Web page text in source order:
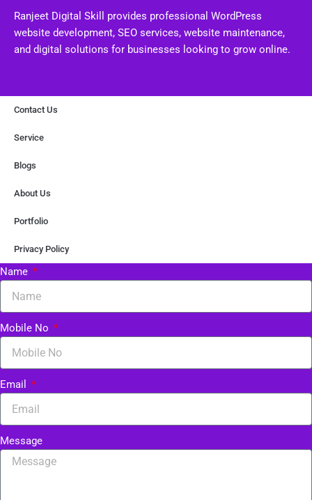
Ranjeet Digital Skill provides professional WordPress
website development, SEO services, website maintenance,
and digital solutions for businesses looking to grow online.
Contact Us
Service
Blogs
About Us
Portfolio
Privacy Policy
Name
Mobile No
Email
Message